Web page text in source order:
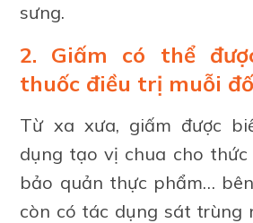
sưng.
2. Giấm có thể
thuốc điều trị muỗi
Từ xa xưa, giấm được
dụng tạo vị chua cho thức
bảo quản thực phẩm…
còn có tác dụng sát trùng